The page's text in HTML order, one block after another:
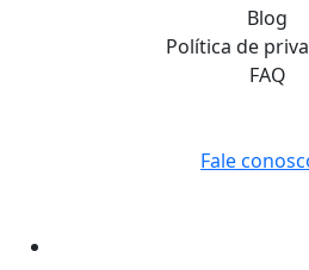
Blog
Política de
FAQ
Fale